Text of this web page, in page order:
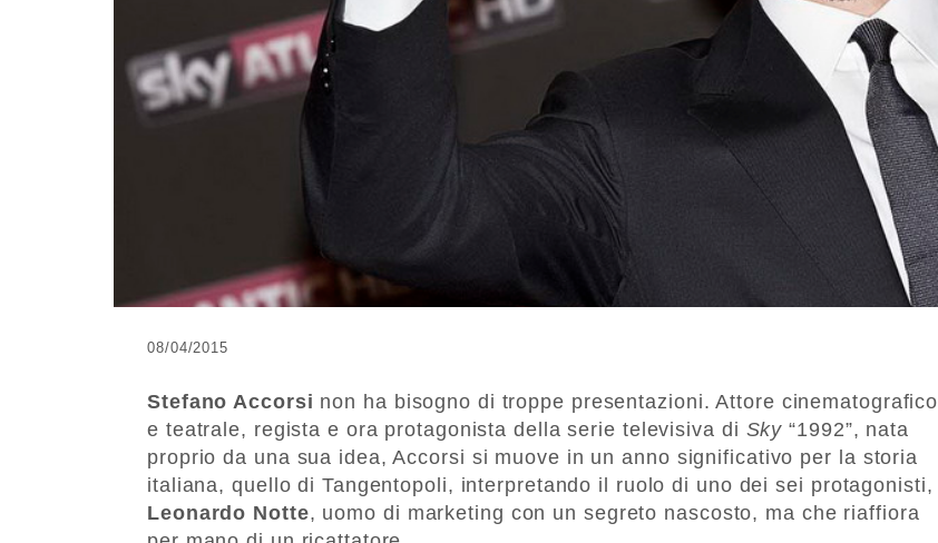
08/04/2015
Stefano Accorsi non ha bisogno di troppe presentazioni. Attore cinematografico
e teatrale, regista e ora protagonista della serie televisiva di Sky “1992”, nata
proprio da una sua idea, Accorsi si muove in un anno significativo per la storia
italiana, quello di Tangentopoli, interpretando il ruolo di uno dei sei protagonisti,
Leonardo Notte, uomo di marketing con un segreto nascosto, ma che riaffiora